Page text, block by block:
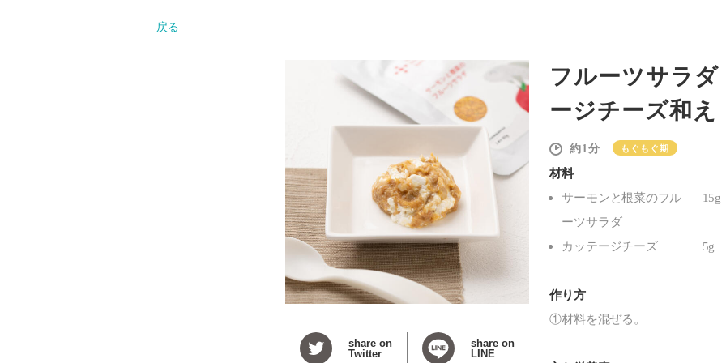
戻る
share on
Twitter
share on
LINE
フルーツサラダ
ージチーズ和え
1 もぐもぐ期
材料
サーモンと根菜のフル
ーツサラダ
15g
カッテージチーズ 5g
作り方
①材料を混ぜる。